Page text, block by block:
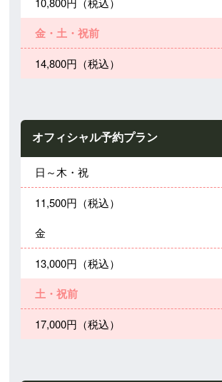
金・土・祝前
14,800円（税込）
オフィシャル予約プラン
日～木・祝
11,500円（税込）
金
13,000円（税込）
土・祝前
17,000円（税込）